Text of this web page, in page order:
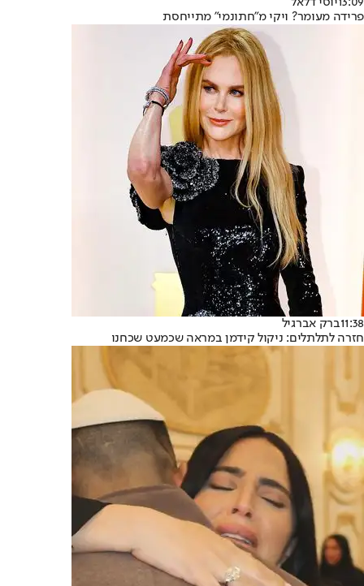
פרידה מעומר? ויקי מ"חתונמי" מתייחסת
11:38ברק אברגיל
חזרה לתלתלים: ניקול קידמן במראה שכמעט שכחנו